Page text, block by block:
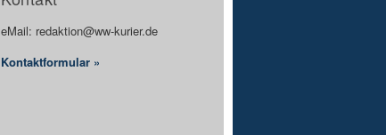
eMail: redaktion@ww-kurier.de
Kontaktformular »